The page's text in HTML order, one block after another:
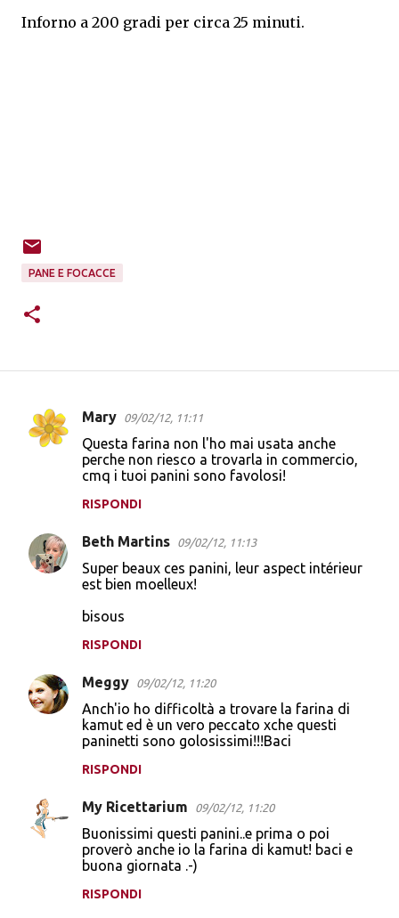
Inforno a 200 gradi per circa 25 minuti.
PANE E FOCACCE
C
n
Mary 09/02/12, 11:11
Questa farina non l'ho mai usata anche
perche non riesco a trovarla in commercio,
cmq i tuoi panini sono favolosi!
RISPONDI
Beth Martins 09/02/12, 11:13
Super beaux ces panini, leur aspect intérieur
est bien moelleux!
bisous
RISPONDI
Meggy 09/02/12, 11:20
Anch'io ho difficoltà a trovare la farina di
kamut ed è un vero peccato xche questi
paninetti sono golosissimi!!!Baci
RISPONDI
My Ricettarium 09/02/12, 11:20
Buonissimi questi panini..e prima o poi
proverò anche io la farina di kamut! baci e
buona giornata .-)
RISPONDI